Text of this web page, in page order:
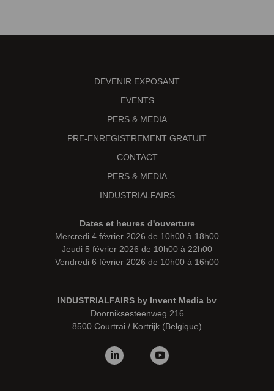
DEVENIR EXPOSANT
EVENTS
PERS & MEDIA
PRE-ENREGISTREMENT GRATUIT
CONTACT
PERS & MEDIA
INDUSTRIALFAIRS
Dates et heures d'ouverture
Mercredi 4 février 2026 de 10h00 à 18h00
Jeudi 5 février 2026 de 10h00 à 22h00
Vendredi 6 février 2026 de 10h00 à 16h00
INDUSTRIALFAIRS by Invent Media bv
Doorniksesteenweg 216
8500 Courtrai / Kortrijk (Belgique)